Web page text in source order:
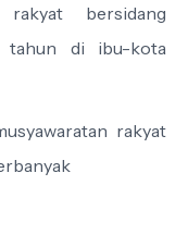
rakyat bersidang
tahun di ibu-kota
rakyat